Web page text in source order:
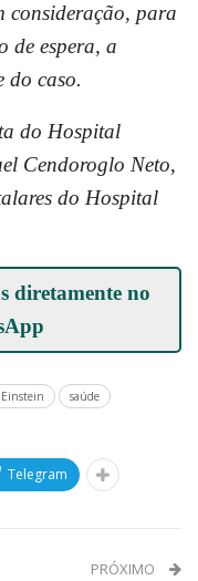
consideração, para
de espera, a
do caso.
do Hospital
Cendoroglo Neto,
do Hospital
diretamente no
saúde
Telegram
PRÓXIMO